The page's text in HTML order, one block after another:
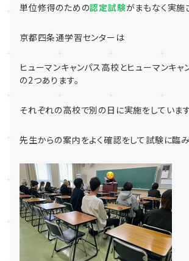
単位修得のための認定試験がまもなく実施
京都四条通学習センターは
ヒューマンキャンパス高校とヒューマンキ
の2つあります。
それぞれの高校で別の日に実施をしています
先生からの案内をよく確認をして試験に臨